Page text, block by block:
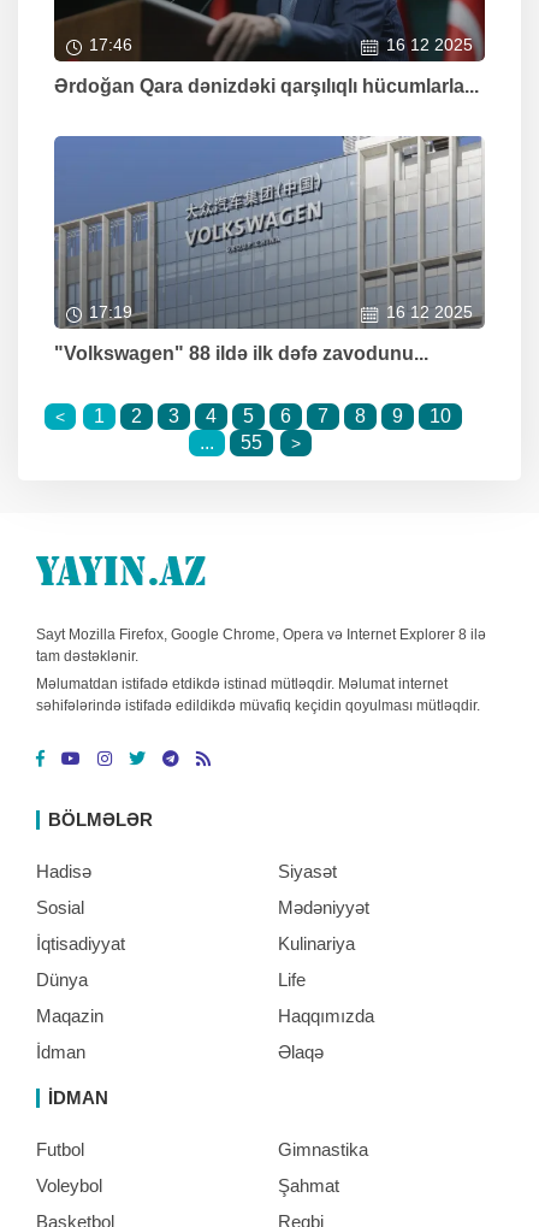
17:46 16 12 2025
Ərdoğan Qara dənizdəki qarşılıqlı hücumlarla...
17:19 16 12 2025
"Volkswagen" 88 ildə ilk dəfə zavodunu...
< 1 2 3 4 5 6 7 8 9
10
...
55 >
Sayt Mozilla Firefox, Google Chrome, Opera və Internet Explorer 8 ilə
tam dəstəklənir.
Məlumatdan istifadə etdikdə istinad mütləqdir. Məlumat internet
səhifələrində istifadə edildikdə müvafiq keçidin qoyulması mütləqdir.
BÖLMƏLƏR
Hadisə
Sosial
İqtisadiyyat
Dünya
Maqazin
İdman
Siyasət
Mədəniyyət
Kulinariya
Life
Haqqımızda
Əlaqə
İDMAN
Futbol
Voleybol
Basketbol
Gimnastika
Şahmat
Reqbi